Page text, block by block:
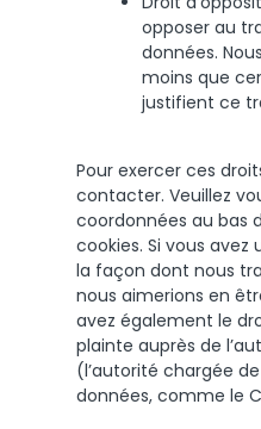
opposer au
données.
moins que
justifient ce
Pour exercer ces
contacter. Veuillez
coordonnées au bas
cookies. Si vous
la façon dont nous
nous aimerions en
avez également le
plainte auprès de
(l’autorité chargée
données, comme le